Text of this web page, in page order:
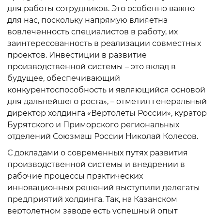
для работы сотрудников. Это особенно важно
для нас, поскольку напрямую влияетна
вовлеченность специалистов в работу, их
заинтересованность в реализации совместных
проектов. Инвестиции в развитие
производственной системы – это вклад в
будущее, обеспечивающий
конкурентоспособность и являющийся основой
для дальнейшего роста», – отметил генеральный
директор холдинга «Вертолеты России», куратор
Бурятского и Приморского региональных
отделений Союзмаш России Николай Колесов.
С докладами о современных путях развития
производственной системы и внедрении в
рабочие процессы практических
инновационных решений выступили делегаты
предприятий холдинга. Так, на Казанском
вертолетном заводе есть успешный опыт